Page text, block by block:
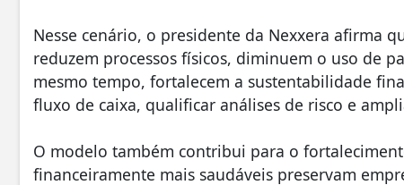
Nesse cenário, o presidente da Nexxera afirma
reduzem processos físicos, diminuem o uso de
mesmo tempo, fortalecem a sustentabilidade
fluxo de caixa, qualificar análises de risco e
O modelo também contribui para o
financeiramente mais saudáveis preservam